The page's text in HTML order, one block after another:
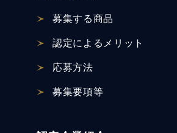
募集する商品
認定による メリット
応募方法
募集要項等